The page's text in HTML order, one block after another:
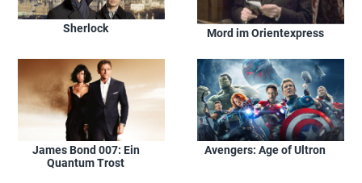
Sherlock Mord im Orientexpress
James Bond 007: Ein
Quantum Trost
Avengers: Age of Ultron